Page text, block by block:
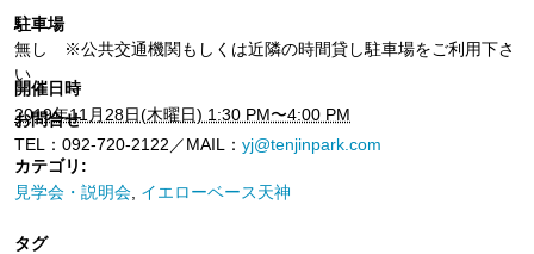
駐車場
無し ※公共交通機関もしくは近隣の時間貸し駐車場をご利用下さ
い
お問合せ
TEL：092-720-2122／MAIL： yj@tenjinpark.com
開催日時
2019年11月28日(木曜日) 1:30 PM〜4:00 PM
カテゴリ:
見学会・説明会 イエローベース天神
タグ